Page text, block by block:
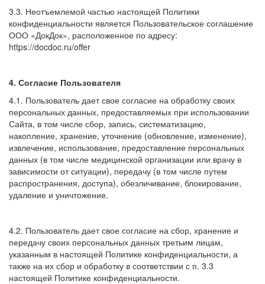
3.3. Неотъемлемой частью настоящей Политики
конфиденциальности является Пользовательское соглашение
ООО «ДокДок», расположенное по адресу:
https://docdoc.ru/offer
4. Согласие Пользователя
4.1. Пользователь дает свое согласие на обработку своих
персональных данных, предоставляемых при использовании
Сайта, в том числе сбор, запись, систематизацию,
накопление, хранение, уточнение (обновление, изменение),
извлечение, использование, предоставление персональных
данных (в том числе медицинской организации или врачу в
зависимости от ситуации), передачу (в том числе путем
распространения, доступа), обезличивание, блокирование,
удаление и уничтожение.
4.2. Пользователь дает свое согласие на сбор, хранение и
передачу своих персональных данных третьим лицам,
указанным в настоящей Политике конфиденциальности, а
также на их сбор и обработку в соответствии с п. 3.3
настоящей Политике конфиденциальности.